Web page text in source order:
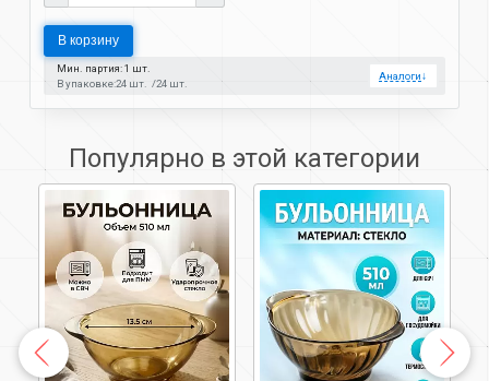
В корзину
Мин. партия: 1 шт.
В упаковке:24 шт. 24 шт.
Аналоги↓
Популярно в этой категории